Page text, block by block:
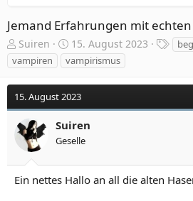
Jemand Erfahrungen mit
E
r
s
t
e
l
l
e
r
Suiren
E
r
s
t
e
l
l
t
m
15. August 2023
S
c
l
g
t
e
vampiren
vampirismus
15. August 2023
Suiren
Geselle
Ein nettes Hallo an all die alten